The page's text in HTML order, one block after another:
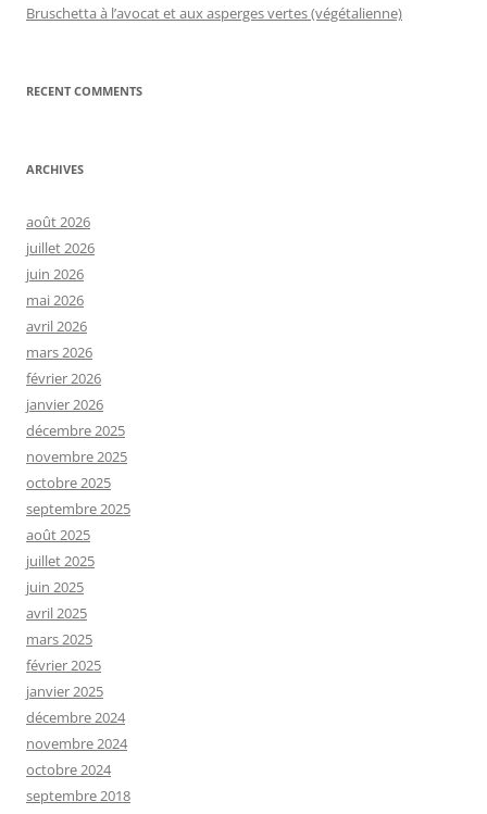
Bruschetta à l’avocat et aux asperges vertes (végétalienne)
RECENT COMMENTS
ARCHIVES
août 2026
juillet 2026
juin 2026
mai 2026
avril 2026
mars 2026
février 2026
janvier 2026
décembre 2025
novembre 2025
octobre 2025
septembre 2025
août 2025
juillet 2025
juin 2025
avril 2025
mars 2025
février 2025
janvier 2025
décembre 2024
novembre 2024
octobre 2024
septembre 2018